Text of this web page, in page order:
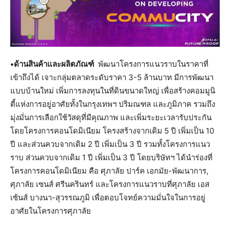
•ด้านสินค้าและผลิตภัณฑ์ พัฒนาโครงการแนวราบในราคาที่
เข้าถึงได้ เจาะกลุ่มตลาดระดับราคา 3-5 ล้านบาท มีการพัฒนา
แบบบ้านใหม่ เพิ่มการลงทุนในที่ดินขนาดใหญ่ เพื่อสร้างคอมมูนิ
ตี้แห่งการอยู่อาศัยทั้งในกรุงเทพฯ ปริมณฑล และภูมิภาค รวมถึง
มุ่งมั่นการเลือกใช้วัสดุที่มีคุณภาพ และเพิ่มระยะเวลารับประกัน
โดยโครงการคอนโดมิเนียม โครงสร้างจากเดิม 5 ปี เพิ่มเป็น 10
ปี และส่วนควบจากเดิม 2 ปี เพิ่มเป็น 3 ปี รวมทั้งโครงการแนว
ราบ ส่วนควบจากเดิม 1 ปี เพิ่มเป็น 3 ปี โดยบริษัทฯ ได้นำร่องที่
โครงการคอนโดมิเนียม คือ ศุภาลัย ปาร์ค เอกมัย-พัฒนาการ,
ศุภาลัย เซนส์ ศรีนครินทร์ และโครงการแนวราบที่ศุภาลัย เอส
เซ้นส์ บางนา-สุวรรณภูมิ เพื่อตอบโจทย์ความมั่นใจในการอยู่
อาศัยในโครงการศุภาลัย